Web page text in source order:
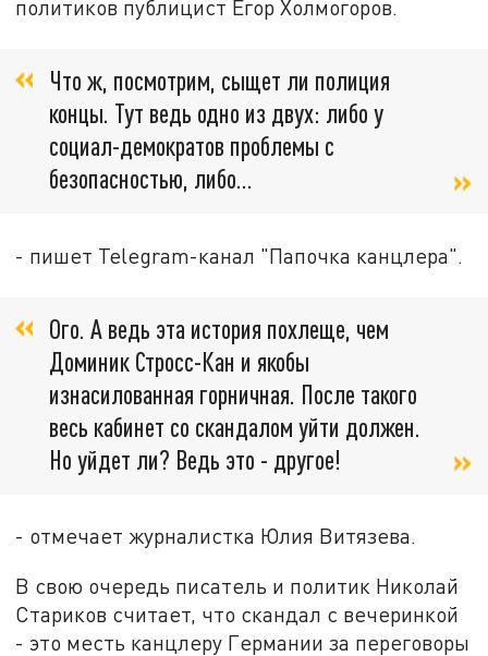
политиков публицист Егор Холмогоров.
Что ж, посмотрим, сыщет ли полиция
концы. Тут ведь одно из двух: либо у
социал-демократов проблемы с
безопасностью, либо...
- пишет Telegram-канал "Папочка канцлера".
Ого. А ведь эта история похлеще, чем
Доминик Стросс-Кан и якобы
изнасилованная горничная. После такого
весь кабинет со скандалом уйти должен.
Но уйдет ли? Ведь это - другое!
- отмечает журналистка Юлия Витязева.
В свою очередь писатель и политик Николай
Стариков считает, что скандал с вечеринкой
- это месть канцлеру Германии за переговоры